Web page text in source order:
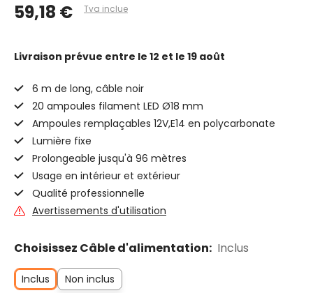
59,18 € Tva inclue
Livraison prévue entre le 12 et le 19 août
6 m de long, câble noir
20 ampoules filament LED Ø18 mm
Ampoules remplaçables 12V,E14 en polycarbonate
Lumière fixe
Prolongeable jusqu'à 96 mètres
Usage en intérieur et extérieur
Qualité professionnelle
Avertissements d'utilisation
Choisissez Câble d'alimentation: Inclus
Inclus Non inclus